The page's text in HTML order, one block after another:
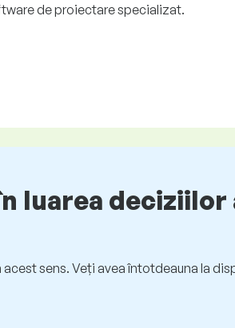
de proiectare specializat.
luarea deciziilor
sens. Veți avea întotdeauna la